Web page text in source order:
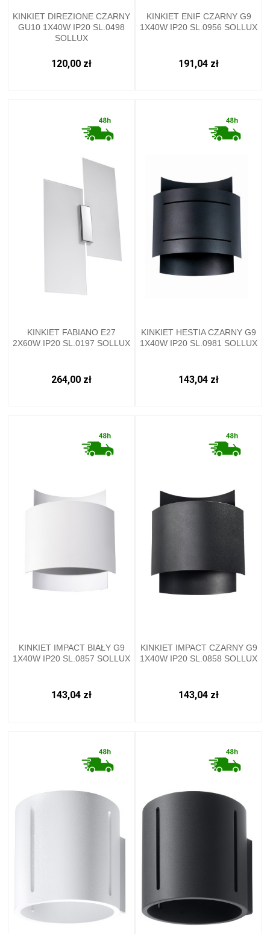
KINKIET DIREZIONE CZARNY
GU10 1X40W IP20 SL.0498
SOLLUX
120,00 zł
KINKIET ENIF CZARNY G9
1X40W IP20 SL.0956 SOLLUX
191,04 zł
KINKIET FABIANO E27
2X60W IP20 SL.0197 SOLLUX
264,00 zł
KINKIET HESTIA CZARNY G9
1X40W IP20 SL.0981 SOLLUX
143,04 zł
KINKIET IMPACT BIAŁY G9
1X40W IP20 SL.0857 SOLLUX
143,04 zł
KINKIET IMPACT CZARNY G9
1X40W IP20 SL.0858 SOLLUX
143,04 zł